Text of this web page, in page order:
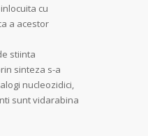
cu
a acestor
stiinta
sinteza s-a
nucleozidici,
sunt vidarabina